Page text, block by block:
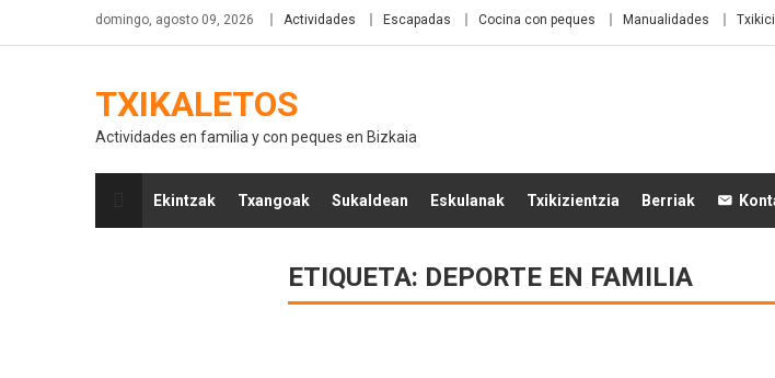
domingo, agosto 09, 2026 Actividades Escapadas Cocina con peques Manualidades
TXIKALETOS
Actividades en familia y con peques en Bizkaia
Ekintzak Txangoak Sukaldean Eskulanak Txikizientzia Berriak
ETIQUETA: DEPORTE EN FAMILIA